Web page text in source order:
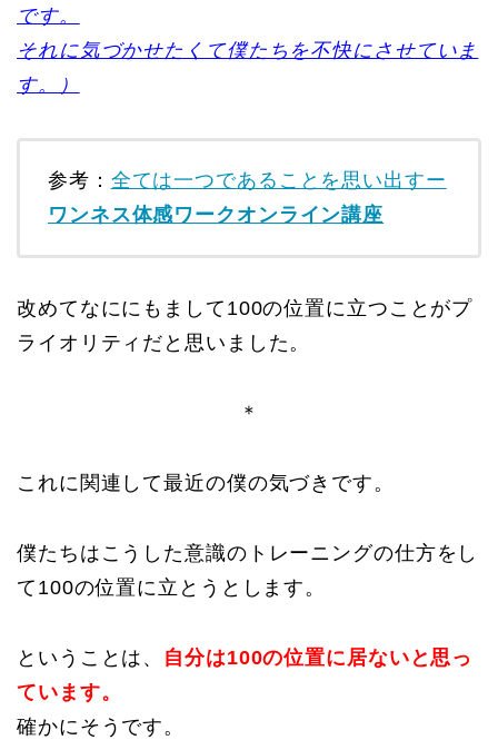
です。
それに気づかせたくて僕たちを不快にさせていま
す。）
参考： 全ては一つであることを思い出すー
ワンネス体感ワークオンライン講座
改めてなににもまして100の位置に立つことがプ
ライオリティだと思いました。
＊
これに関連して最近の僕の気づきです。
僕たちはこうした意識のトレーニングの仕方をし
て100の位置に立とうとします。
ということは、 自分は100の位置に居ないと思っ
ています。
確かにそうです。